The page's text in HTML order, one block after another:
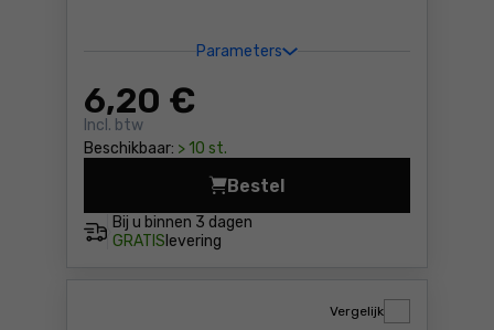
Parameters
6,20 €
Incl. btw
Beschikbaar: > 10 st.
Bij u binnen 3 dagen
GRATIS levering
Bestel
Metaalboor HSS-G, 2mm
Vergelijk